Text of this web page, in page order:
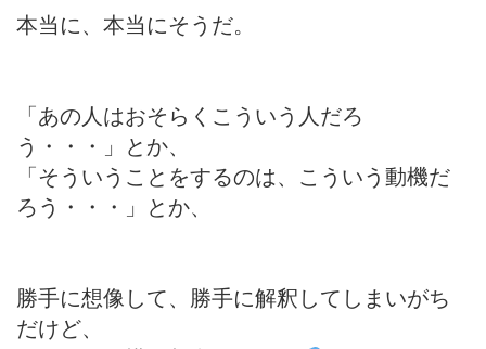
本当に、本当にそうだ。
「あの人はおそらくこういう人だろ
う・・・」とか、
「そういうことをするのは、こういう動機だ
ろう・・・」とか、
勝手に想像して、勝手に解釈してしまいがち
だけど、